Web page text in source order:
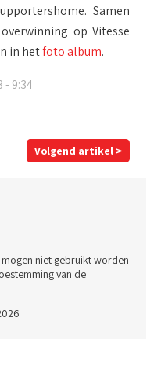
Samen
op Vitesse
in hetfoto album.
- 9:34
Volgend artikel >
niet gebruikt worden
van de